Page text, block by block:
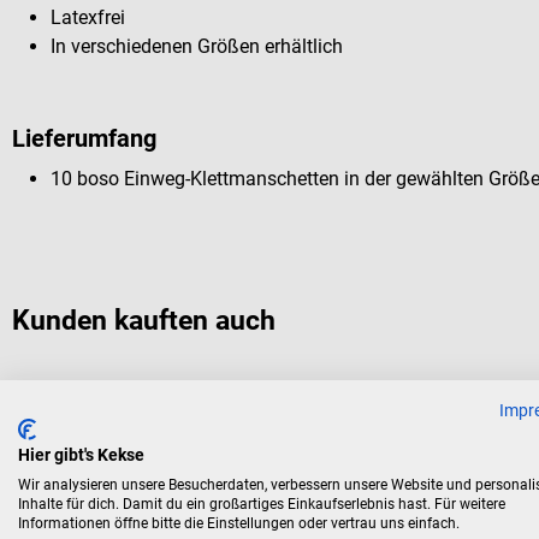
Latexfrei
In verschiedenen Größen erhältlich
Lieferumfang
10 boso Einweg-Klettmanschetten in der gewählten Größe
Kunden kauften auch
Einweg-Klettmanschette
Für alle mechanischen boso Einschlauchgeräte
Hier gibt's Kekse
Wir analysieren unsere Besucherdaten, verbessern unsere Website und
Inhalte für dich. Damit du ein großartiges Einkaufserlebnis hast. Für weitere
Informationen öffne bitte die Einstellungen oder vertrau uns einfach.